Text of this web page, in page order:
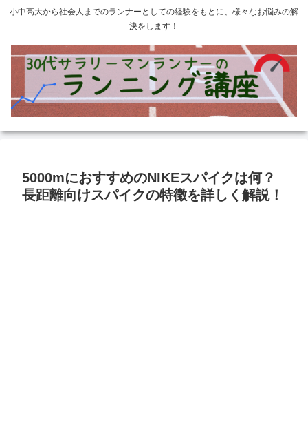
小中高大から社会人までのランナーとしての経験をもとに、様々なお悩みの解
決をします！
5000mにおすすめのNIKEスパイクは何？
長距離向けスパイクの特徴を詳しく解説！